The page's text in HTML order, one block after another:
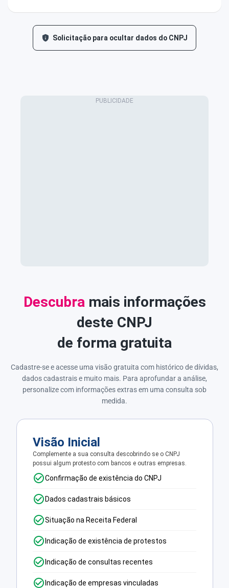
Solicitação para ocultar dados do CNPJ
Descubra mais informações
deste CNPJ
de forma gratuita
Cadastre-se e acesse uma visão gratuita com histórico de dívidas,
dados cadastrais e muito mais. Para aprofundar a análise,
personalize com informações extras em uma consulta sob
medida.
Visão Inicial
Complemente a sua consulta descobrindo se o CNPJ
possui algum protesto com bancos e outras empresas.
Confirmação de existência do CNPJ
Dados cadastrais básicos
Situação na Receita Federal
Indicação de existência de protestos
Indicação de consultas recentes
Indicação de empresas vinculadas